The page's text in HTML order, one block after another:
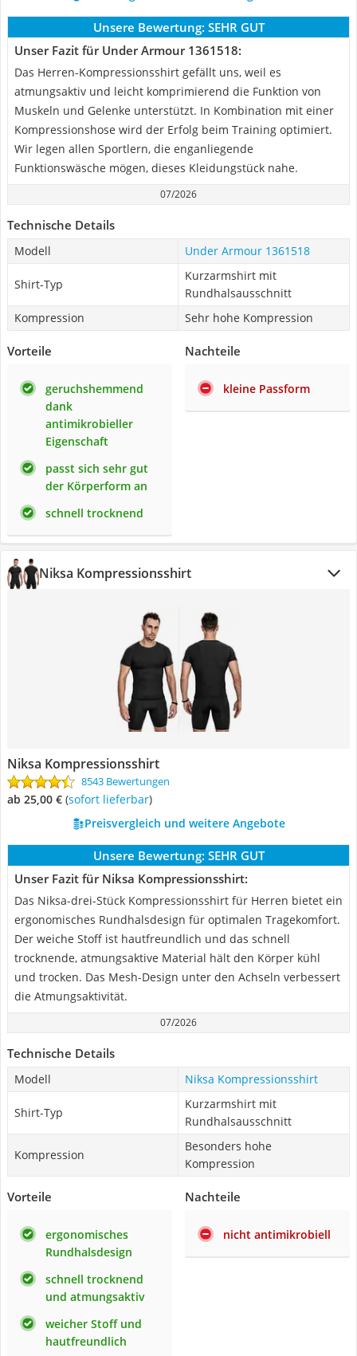
Unsere Bewertung: SEHR GUT
Unser Fazit für Under Armour 1361518:
Das Herren-Kompressionsshirt gefällt uns, weil es
atmungsaktiv und leicht komprimierend die Funktion von
Muskeln und Gelenke unterstützt. In Kombination mit einer
Kompressionshose wird der Erfolg beim Training optimiert.
Wir legen allen Sportlern, die enganliegende
Funktionswäsche mögen, dieses Kleidungstück nahe.
07/2026
Technische Details
Modell Under Armour 1361518
Shirt-Typ
Kurzarmshirt mit
Rundhalsausschnitt
Kompression
Sehr hohe Kompression
Vorteile
geruchshemmend
dank
antimikrobieller
Eigenschaft
passt sich sehr gut
der Körperform an
schnell trocknend
Nachteile
kleine Passform
Niksa Kompressionsshirt
Niksa Kompressionsshirt
8543 Bewertungen
ab 25,00 € ( Sofort lieferbar)
Preisvergleich und weitere Angebote
Unsere Bewertung: SEHR GUT
Unser Fazit für Niksa Kompressionsshirt:
Das Niksa-drei-Stück Kompressionsshirt für Herren bietet ein
ergonomisches Rundhalsdesign für optimalen Tragekomfort.
Der weiche Stoff ist hautfreundlich und das schnell
trocknende, atmungsaktive Material hält den Körper kühl
und trocken. Das Mesh-Design unter den Achseln verbessert
die Atmungsaktivität.
07/2026
Technische Details
Modell Niksa Kompressionsshirt
Shirt-Typ
Kurzarmshirt mit
Rundhalsausschnitt
Kompression
Besonders hohe
Kompression
Vorteile
ergonomisches
Rundhalsdesign
schnell trocknend
und atmungsaktiv
weicher Stoff und
hautfreundlich
Nachteile
nicht antimikrobiell